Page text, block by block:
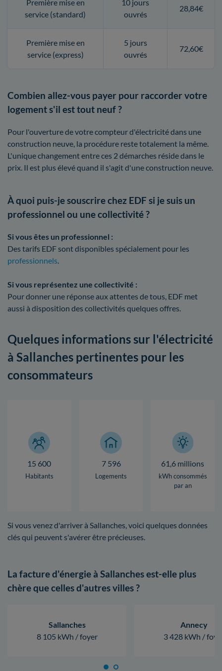
Première mise en
service (standard)
10 jours
ouvrés
28,84€
Première mise en
service (express)
5 jours
ouvrés
72,60€
Combien allez-vous payer pour raccorder votre
logement s'il est tout neuf ?
Pour l'ouverture de votre compteur d'électricité dans une
construction neuve, la procédure reste totalement la même.
L'unique changement entre ces 2 démarches réside dans le
prix. Il est plus élevé quand il s'agit d'une construction neuve.
À quoi puis-je souscrire chez EDF si je suis un
professionnel ou une collectivité ?
Si vous êtes un professionnel :
Des tarifs EDF sont disponibles spécialement pour les
professionnels.
Si vous représentez une collectivité :
Pour donner une réponse aux attentes de tous, EDF met
aussi à disposition des collectivités quelques offres.
Quelques informations sur l'électricité
à Sallanches pertinentes pour les
consommateurs
15 600
Habitants
7 596
Logements
61,6 millions
kWh consommés
par an
Si vous venez d'arriver à Sallanches, voici quelques données
clés qui peuvent s'avérer être précieuses.
La facture d'énergie à Sallanches est-elle plus
chère que celles d'autres villes ?
Sallanches
8 105 kWh / foyer
Annecy
3 428 kWh /